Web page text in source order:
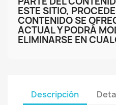
ESTE SITIO,
CONTENIDO SE
ACTUAL Y PODRÁ
ELIMINARSE EN
Descripción